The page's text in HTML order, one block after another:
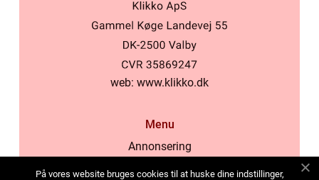
web: www.klikko.dk
Menu
Annonsering
På vores website bruges cookies til at huske dine indstillinger,